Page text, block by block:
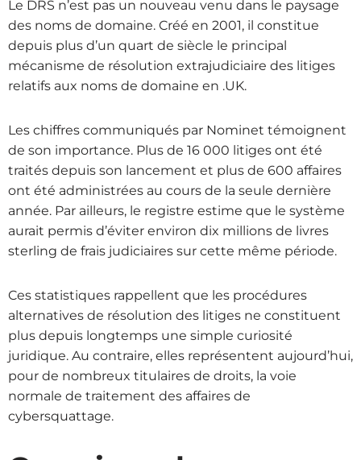
Le DRS n’est pas un nouveau venu dans le paysage
des noms de domaine. Créé en 2001, il constitue
depuis plus d’un quart de siècle le principal
mécanisme de résolution extrajudiciaire des litiges
relatifs aux noms de domaine en .UK.
Les chiffres communiqués par Nominet témoignent
de son importance. Plus de 16 000 litiges ont été
traités depuis son lancement et plus de 600 affaires
ont été administrées au cours de la seule dernière
année. Par ailleurs, le registre estime que le système
aurait permis d’éviter environ dix millions de livres
sterling de frais judiciaires sur cette même période.
Ces statistiques rappellent que les procédures
alternatives de résolution des litiges ne constituent
plus depuis longtemps une simple curiosité
juridique. Au contraire, elles représentent aujourd’hui,
pour de nombreux titulaires de droits, la voie
normale de traitement des affaires de
cybersquattage.